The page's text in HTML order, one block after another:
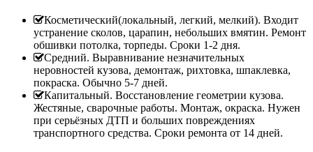
Косметический(локальный, легкий, мелкий). Входит
устранение сколов, царапин, небольших вмятин. Ремонт
обшивки потолка, торпеды. Сроки 1-2 дня.
Средний. Выравнивание незначительных
неровностей кузова, демонтаж, рихтовка, шпаклевка,
покраска. Обычно 5-7 дней.
Капитальный. Восстановление геометрии кузова.
Жестяные, сварочные работы. Монтаж, окраска. Нужен
при серьёзных ДТП и больших повреждениях
транспортного средства. Сроки ремонта от 14 дней.